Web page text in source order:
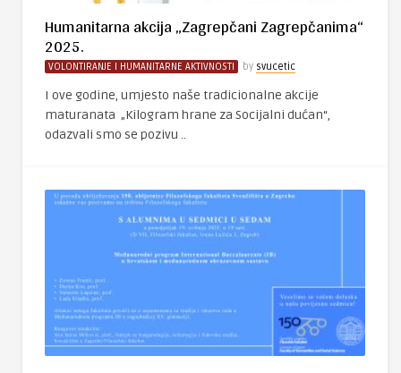
Humanitarna akcija „Zagrepčani Zagrepčanima“
2025.
VOLONTIRANJE I HUMANITARNE AKTIVNOSTI by svucetic
I ove godine, umjesto naše tradicionalne akcije
maturanata „Kilogram hrane za Socijalni dućan“,
odazvali smo se pozivu ..